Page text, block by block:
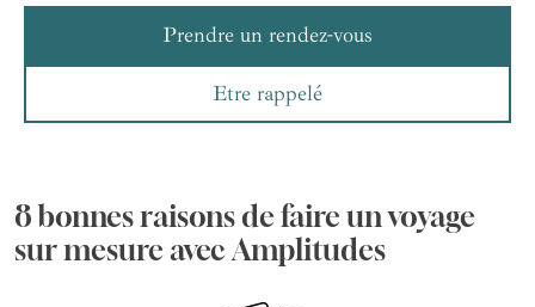
Prendre un rendez-vous
Etre rappelé
8 bonnes raisons de faire un voyage
sur mesure avec Amplitudes